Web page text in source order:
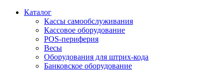
Каталог
Кассы самообслуживания
Кассовое оборудование
POS-периферия
Весы
Оборудования для штрих-кода
Банковское оборудование